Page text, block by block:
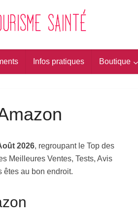
Infos pratiques Boutique
2026, regroupant le Top des
Meilleures Ventes, Tests, Avis
êtes au bon endroit.